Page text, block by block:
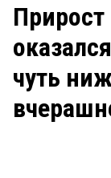
ЗАКОН
Прирост
чуть